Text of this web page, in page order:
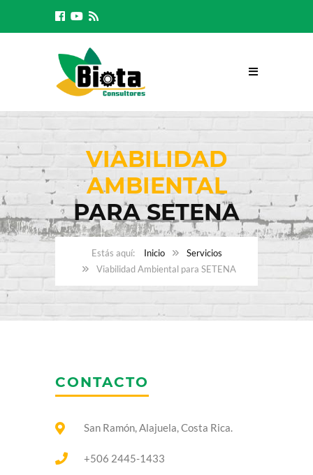
VIABILIDAD
AMBIENTAL
PARA SETENA
Inicio
Servicios
Viabilidad Ambiental para SETENA
CONTACTO
San Ramón, Alajuela, Costa Rica.
+506 2445-1433